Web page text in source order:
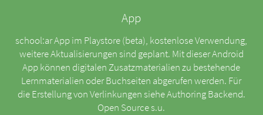
App
school:ar App im Playstore (beta), kostenlose Verwendung,
weitere Aktualisierungen sind geplant. Mit dieser Android
App können digitalen Zusatzmaterialien zu bestehende
Lernmaterialien oder Buchseiten abgerufen werden. Für
die Erstellung von Verlinkungen siehe Authoring Backend.
Open Source s.u.